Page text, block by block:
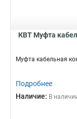
КВТ Муфта
Муфта кабельная
Подробнее
Наличие: В